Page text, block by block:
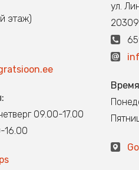
этаж)
09.00-17.00
16.00
ул.